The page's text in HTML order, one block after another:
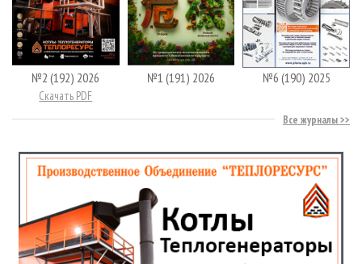
№2 (192) 2026
Скачать PDF
№1 (191) 2026 №6 (190) 2025
Все журналы